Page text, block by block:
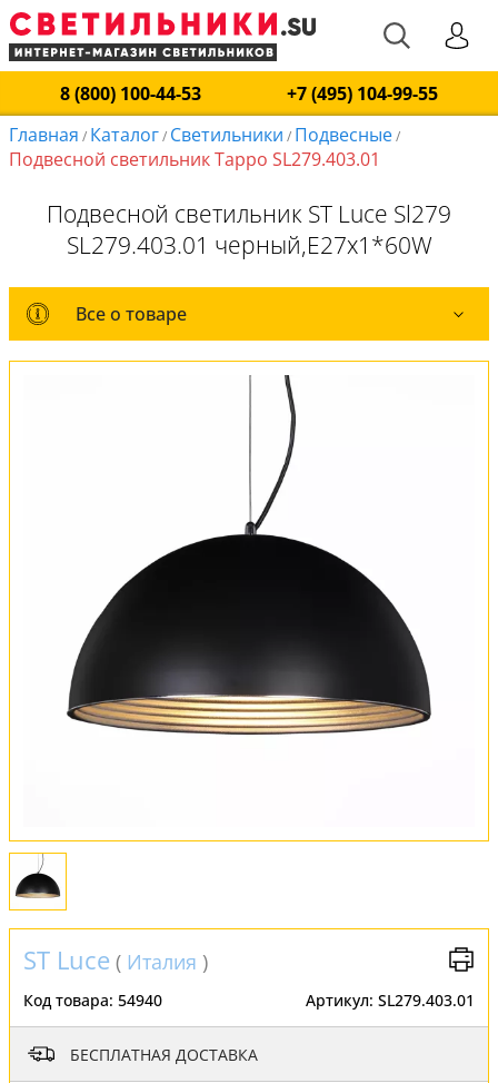
8 (800) 100-44-53
+7 (495) 104-99-55
Главная / Каталог/ Светильники / Подвесные/
Подвесной светильник Tappo SL279.403.01
Подвесной светильник ST Luce Sl279
SL279.403.01 черный,E27x1*60W
Все о товаре
Все о товаре
Обмен и возврат
Установка
ST Luce ( Италия )
Код товара: 54940 Артикул: SL279.403.01
БЕСПЛАТНАЯ ДОСТАВКА